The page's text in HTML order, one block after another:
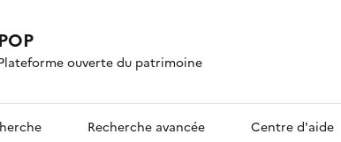
POP
ouverte du patrimoine
Recherche avancée Centre d'aide